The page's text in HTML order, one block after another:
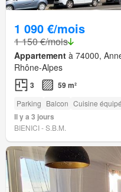
1 090 €/mois
1 150 €/mois
Appartement à 74000,
Rhône-Alpes
3 59 m²
Parking Balcon Cuisine
Il y a 3 jours
BIENICI - S.B.M.